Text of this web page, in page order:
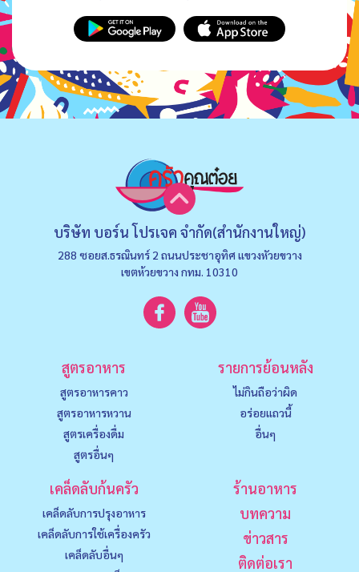
บริษัท บอร์น โปรเจค จำกัด(สำนักงานใหญ่)
288 ซอยส.ธรณินทร์ 2 ถนนประชาอุทิศ แขวงหัวยขวาง
เขตห้วยขวาง กทม. 10310
สูตรอาหาร
สูตรอาหารคาว
สูตรอาหารหวาน
สูตรเครื่องดื่ม
สูตรอื่นๆ
รายการย้อนหลัง
ไม่กินถือว่าผิด
อร่อยแถวนี้
อื่นๆ
เคล็ดลับก้นครัว
เคล็ดลับการปรุงอาหาร
เคล็ดลับการใช้เครื่องครัว
เคล็ดลับอื่นๆ
ร้านอาหาร
บทความ
ข่าวสาร
ติดต่อเรา